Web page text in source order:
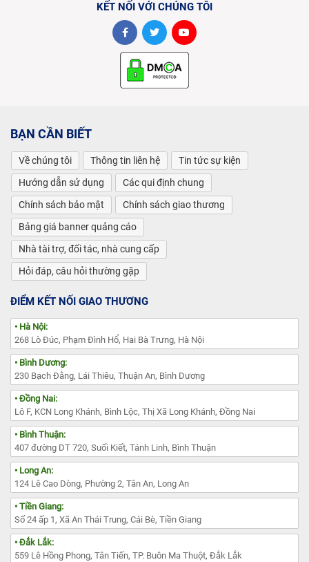
KẾT NỐI VỚI CHÚNG TÔI
BẠN CẦN BIẾT
Về chúng tôi Thông tin liên hệ
Tin tức sự kiện
Hướng dẫn sử dụng
Các qui định chung
Chính sách bảo mật
Chính sách giao thương
Bảng giá banner quảng cáo
Nhà tài trợ, đối tác, nhà cung cấp
Hỏi đáp, câu hỏi thường gặp
ĐIỂM KẾT NỐI GIAO THƯƠNG
• Hà Nội:
268 Lò Đúc, Phạm Đình Hổ, Hai Bà Trưng, Hà Nội
• Bình Dương:
230 Bạch Đằng, Lái Thiêu, Thuận An, Bình Dương
• Đồng Nai:
Lô F, KCN Long Khánh, Bình Lộc, Thị Xã Long Khánh, Đồng Nai
• Bình Thuận:
407 đường DT 720, Suối Kiết, Tánh Linh, Bình Thuận
• Long An:
124 Lê Cao Dòng, Phường 2, Tân An, Long An
• Tiền Giang:
Số 24 ấp 1, Xã An Thái Trung, Cái Bè, Tiền Giang
• Đắk Lắk:
559 Lê Hồng Phong, Tân Tiến, TP. Buôn Ma Thuột, Đắk Lắk